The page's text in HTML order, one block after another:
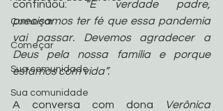
Começar
Começar
Sua comunidade
Sua comunidade
continuou: “É verdade padre,
precisamos ter fé que essa pandemia
vai passar. Devemos agradecer a
Deus pela nossa família e porque
estamos com vida”.
A conversa com dona
Verônica